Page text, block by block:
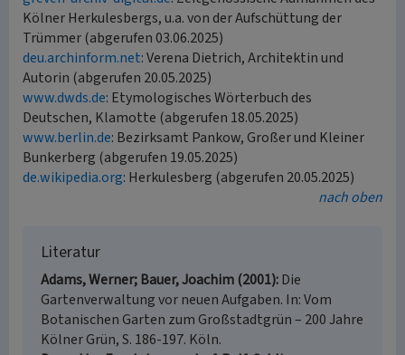
Kölner Herkulesbergs, u.a. von der Aufschüttung der
Trümmer (abgerufen 03.06.2025)
deu.archinform.net: Verena Dietrich, Architektin und
Autorin (abgerufen 20.05.2025)
www.dwds.de: Etymologisches Wörterbuch des
Deutschen, Klamotte (abgerufen 18.05.2025)
www.berlin.de: Bezirksamt Pankow, Großer und Kleiner
Bunkerberg (abgerufen 19.05.2025)
de.wikipedia.org: Herkulesberg (abgerufen 20.05.2025)
nach oben
Literatur
Adams, Werner; Bauer, Joachim (2001) Die
Gartenverwaltung vor neuen Aufgaben. In: Vom
Botanischen Garten zum Großstadtgrün – 200 Jahre
Kölner Grün, S. 186-197. Köln.